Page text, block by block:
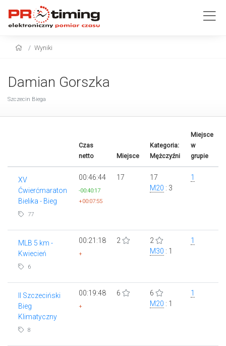
Wyniki
Damian Gorszka
Szczecin Biega
Czas
netto
Miejsce
Kategoria:
Mężczyźni
Miejsce
w
grupie
XV
Ćwierćmaraton
Bielika - Bieg
77
00:46:44
-00:40:17
+00:07:55
17
17
M20 : 3
1
MLB 5 km -
Kwiecień
6
00:21:18
+
2
2
M30 : 1
1
II Szczeciński
Bieg
Klimatyczny
8
00:19:48
+
6
6
M20 : 1
1